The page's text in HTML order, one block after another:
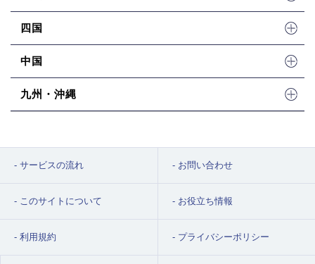
四国
中国
九州・沖縄
サービスの流れ お問い合わせ
このサイトについて お役立ち情報
利用規約 プライバシーポリシー